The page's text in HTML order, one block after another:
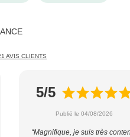
AVIS CLIENTS
5/5
Publié le 04/08/2026
“Magnifique, je suis très